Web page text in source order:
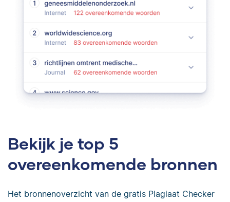
Bekijk je top 5
overeenkomende bronnen
Het bronnenoverzicht van de gratis Plagiaat Checker